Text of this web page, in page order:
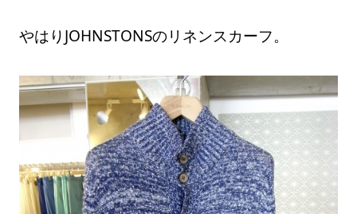
やはりJOHNSTONSのリネンスカーフ。